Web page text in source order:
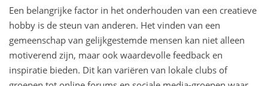
Een belangrijke factor in het onderhouden van een creatieve
hobby is de steun van anderen. Het vinden van een
gemeenschap van gelijkgestemde mensen kan niet alleen
motiverend zijn, maar ook waardevolle feedback en
inspiratie bieden. Dit kan variëren van lokale clubs of